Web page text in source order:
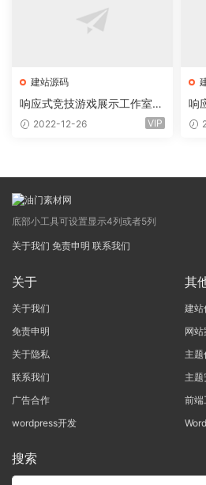
建站源码
响应式竞技游戏展示工作室网
站eyoucms易优模板(pc+wa
2022-12-26 VIP
响
站
底部小工具可设置显示4列或者5列
关于我们 免责申明 联系我们
关于
关于我们
免责申明
关于隐私
联系我们
广告合作
wordpress开发
其
建站
网站
主题
主题
前端
搜索